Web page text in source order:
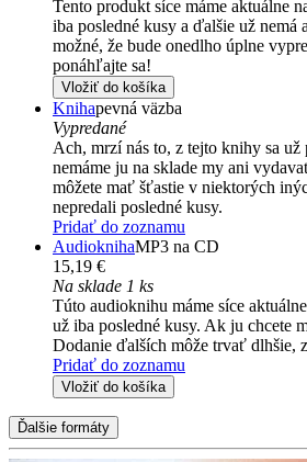
Tento produkt síce máme aktuálne
iba posledné kusy a ďalšie už nemá
možné, že bude onedlho úplne
ponáhľajte sa!
Vložiť do košíka
Knihapevná väzba
Vypredané
Ach, mrzí nás to, z tejto knihy sa
nemáme ju na sklade my ani
môžete mať šťastie v niektorých
nepredali posledné kusy.
Pridať do zoznamu
AudioknihaMP3 na CD
15,19 €
Na sklade 1 ks
Túto audioknihu máme síce
už iba posledné kusy. Ak ju chcete
Dodanie ďalších môže trvať dlhšie,
Pridať do zoznamu
Vložiť do košíka
Ďalšie formáty